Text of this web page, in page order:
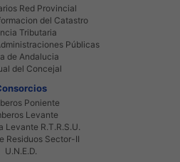
Red Provincial
del Catastro
Tributaria
Públicas
de Andalucia
del Concejal
Poniente
Levante
Levante R.T.R.S.U.
Residuos Sector-II
U.N.E.D.